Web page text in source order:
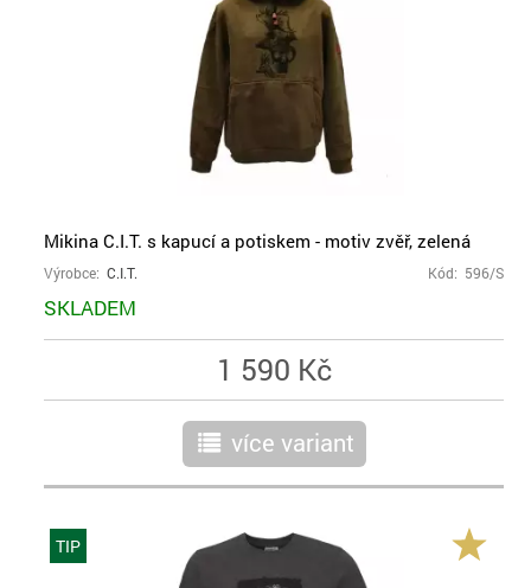
Mikina C.I.T. s kapucí a potiskem - motiv zvěř, zelená
Výrobce: C.I.T. Kód: 596/S
SKLADEM
1 590 Kč
r více variant
TIP